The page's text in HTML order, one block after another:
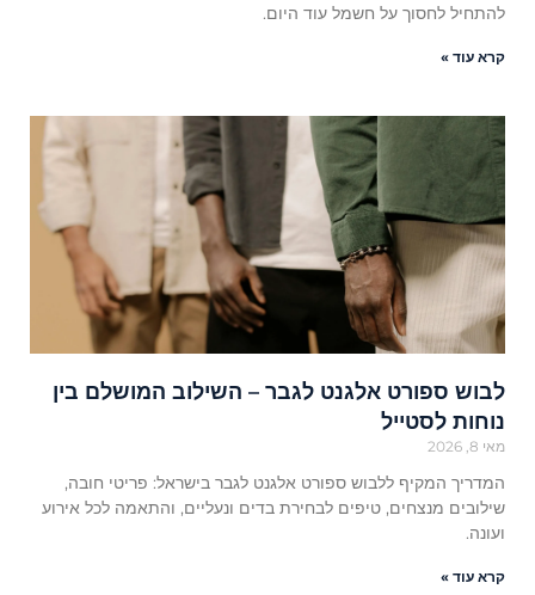
להתחיל לחסוך על חשמל עוד היום.
קרא עוד »
לבוש ספורט אלגנט לגבר – השילוב המושלם בין
נוחות לסטייל
מאי 8, 2026
המדריך המקיף ללבוש ספורט אלגנט לגבר בישראל: פריטי חובה,
שילובים מנצחים, טיפים לבחירת בדים ונעליים, והתאמה לכל אירוע
ועונה.
קרא עוד »